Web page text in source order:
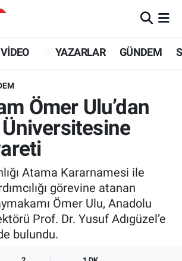
VİDEO YAZARLAR GÜNDEM
Ömer Ulu’dan
Atama Kararnamesi ile
görevine atanan
Ömer Ulu, Anadolu
Prof. Dr. Yusuf Adıgüzel’e
bulundu.
Eczaneler
Yoğunluk Haritası
Durumu ve Fikstür
Haberleri